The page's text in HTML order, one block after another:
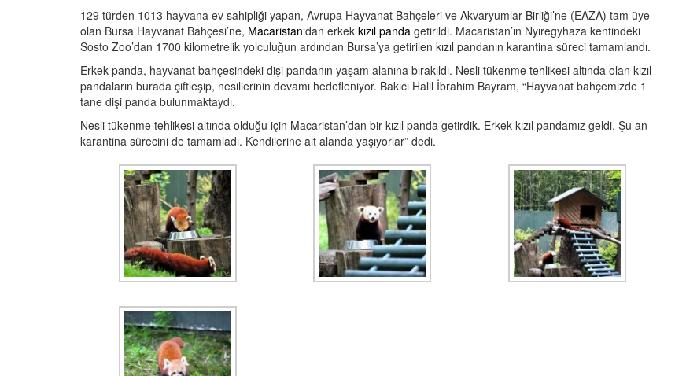
129 türden 1013 hayvana ev sahipliği yapan, Avrupa Hayvanat Bahçeleri ve Akvaryumlar Birliği’ne (EAZA) tam üye
olan Bursa Hayvanat Bahçesi’ne, Macaristan‘dan erkek kızıl panda getirildi. Macaristan’ın Nyıregyhaza kentindeki
Sosto Zoo’dan 1700 kilometrelik yolculuğun ardından Bursa’ya getirilen kızıl pandanın karantina süreci tamamlandı.
Erkek panda, hayvanat bahçesindeki dişi pandanın yaşam alanına bırakıldı. Nesli tükenme tehlikesi altında olan kızıl
pandaların burada çiftleşip, nesillerinin devamı hedefleniyor. Bakıcı Halil İbrahim Bayram, “Hayvanat bahçemizde 1
tane dişi panda bulunmaktaydı.
Nesli tükenme tehlikesi altında olduğu için Macaristan’dan bir kızıl panda getirdik. Erkek kızıl pandamız geldi. Şu an
karantina sürecini de tamamladı. Kendilerine ait alanda yaşıyorlar” dedi.